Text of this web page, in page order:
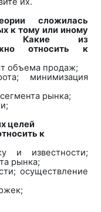
сложилась
к тому или иному
Какие из
относить к
объема продаж;
минимизация
рынка;
целей
к
и известности;
рынка;
осуществление